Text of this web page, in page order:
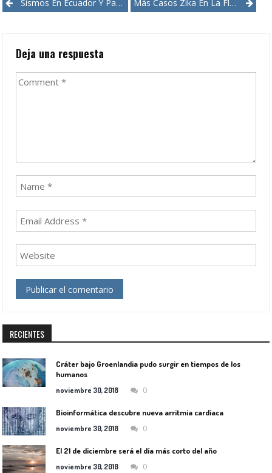
Sismos En Ecuador Y Panamá, Sin Víctimas Más Casos Zika En La Florida
Deja una respuesta
RECIENTES
Cráter bajo Groenlandia pudo surgir en tiempos de los
humanos
noviembre 30, 2018 0
Bioinformática descubre nueva arritmia cardíaca
noviembre 30, 2018 0
El 21 de diciembre será el día más corto del año
noviembre 30, 2018 0